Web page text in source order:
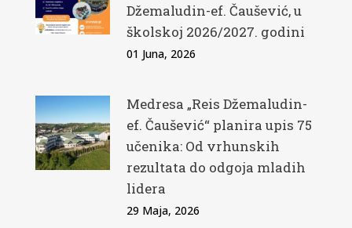
Džemaludin-ef. Čaušević, u
školskoj 2026/2027. godini
01 Juna, 2026
Medresa „Reis Džemaludin-
ef. Čaušević“ planira upis 75
učenika: Od vrhunskih
rezultata do odgoja mladih
lidera
29 Maja, 2026